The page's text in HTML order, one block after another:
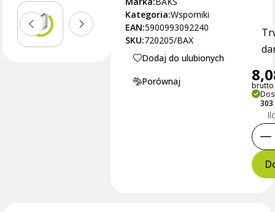
Kategoria:Wsporniki
EAN:5900993092240
SKU:720205/BAX
Dodaj do ulubionych
Porównaj
brutto